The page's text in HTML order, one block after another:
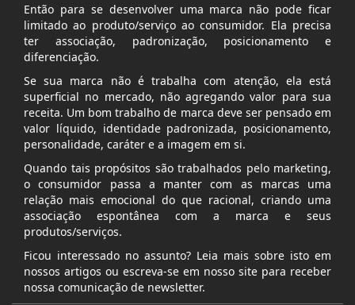
Então para se desenvolver uma marca não pode ficar
limitado ao produto/serviço ao consumidor. Ela precisa
ter associação, padronização, posicionamento e
diferenciação.
Se sua marca não é trabalha com atenção, ela está
superficial no mercado, não agregando valor para sua
receita. Um bom trabalho de marca deve ser pensado em
valor líquido, identidade padronizada, posicionamento,
personalidade, caráter e a imagem em si.
Quando tais propósitos são trabalhados pelo marketing,
o consumidor passa a manter com as marcas uma
relação mais emocional do que racional, criando uma
associação espontânea com a marca e seus
produtos/serviços.
Ficou interessado no assunto? Leia mais sobre isto em
nossos artigos ou escreva-se em nosso site para receber
nossa comunicação de newsletter.